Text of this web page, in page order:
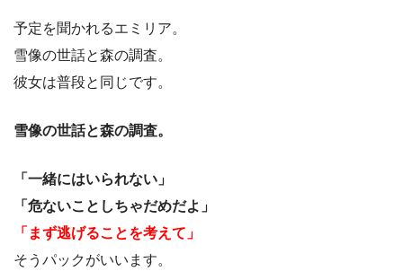
予定を聞かれるエミリア。
雪像の世話と森の調査。
彼女は普段と同じです。
雪像の世話と森の調査。
「一緒にはいられない」
「危ないことしちゃだめだよ」
「まず逃げることを考えて」
そうパックがいいます。